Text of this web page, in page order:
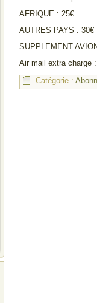
AFRIQUE : 25€
AUTRES PAYS : 30€
SUPPLEMENT
Air mail extra
Catégorie :